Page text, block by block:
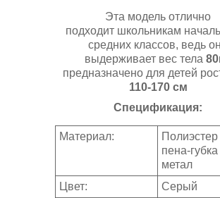
Эта модель отлично
подходит школьникам
средних классов, ведь
выдерживает вес тела
предназначено для детей
110-170 см
Спецификация:
Материал:
Полиэстер
пена-губка
метал
Цвет:
Серый